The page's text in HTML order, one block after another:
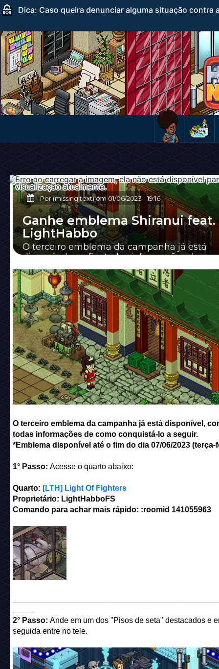
Dica: Caso queira denunciar alguma situação
Por (missing text) em 01/06/2023 -19:16
Ganhe emblema Shiranui feat.
LightHabbo
O terceiro emblema da campanha já está
disponível, confira todas informações de
O terceiro emblema da campanha já está disponível,
todas informações de como conquistá-lo a seguir.
*Emblema disponível até o fim do dia 07/06/2023 (terça-
1° Passo: Acesse o quarto abaixo:
Quarto: [LTH] Light Of Fighters
Proprietário: LightHabboFS
Comando para achar mais rápido: :roomid 141055963
2° Passo: Ande em um dos "Pisos de seta" destacados e
seguida entre no tele.